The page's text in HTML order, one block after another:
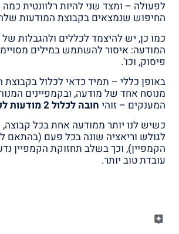
לפעולה – ומצד שני להיות רלוונטית כמה
החיפוש שנמצאים בקבוצת המודעות
כמו כן, יש להיצמד לכללים ולהגבלות של
המודעה: איסור להשתמש במילים
פיסוק, וכו'.
באופן כללי – תמיד כדאי לכלול בקבוצת
מנוסח אחד של מודעה, ובקמפיינים
המענקים – זוהי חובה לכלול 2 מודעות לפחות בכל קבוצה
כשיש לנו יותר ממודעה אחת בכל
לגולש וריאציה שונה בכל פעם (בהתאם
הקמפיין), וכך בשלב תחזוקת הקמפיין
עובדת טוב יותר.